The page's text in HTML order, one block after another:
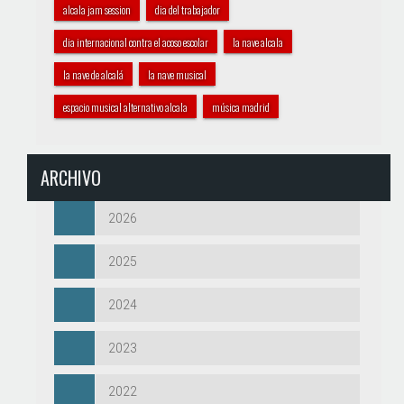
alcala jam session dia del trabajador
dia internacional contra el acoso escolar la nave alcala
la nave de alcalá la nave musical
espacio musical alternativo alcala música madrid
ARCHIVO
2026
2025
2024
2023
2022